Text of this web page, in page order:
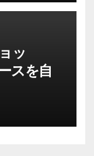
ッ
スを自